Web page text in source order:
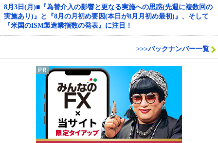
8月3日(月)■『為替介入の影響と更なる実施への思惑(先週に複数回の
実施あり)』と『8月の月初め要因(本日が8月月初め最初)』、そして
『米国のISM製造業指数の発表』に注目！
>>>バックナンバー一覧